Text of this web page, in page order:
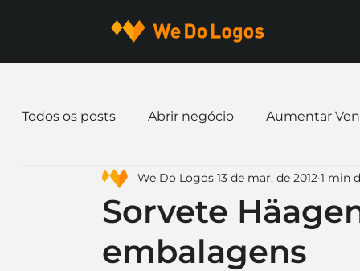
Todos os posts Abrir negócio Aumentar
Dicas de Marketing Email marketing
Identidade Visual Marca Nome para
Sorvete
embalagens
We Do Logos 13 de mar. de 2012 1 min